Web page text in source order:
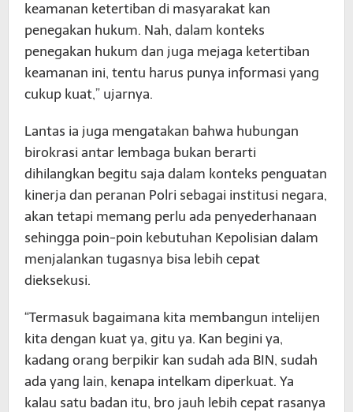
keamanan ketertiban di masyarakat kan
penegakan hukum. Nah, dalam konteks
penegakan hukum dan juga mejaga ketertiban
keamanan ini, tentu harus punya informasi yang
cukup kuat,” ujarnya.
Lantas ia juga mengatakan bahwa hubungan
birokrasi antar lembaga bukan berarti
dihilangkan begitu saja dalam konteks penguatan
kinerja dan peranan Polri sebagai institusi negara,
akan tetapi memang perlu ada penyederhanaan
sehingga poin-poin kebutuhan Kepolisian dalam
menjalankan tugasnya bisa lebih cepat
dieksekusi.
“Termasuk bagaimana kita membangun intelijen
kita dengan kuat ya, gitu ya. Kan begini ya,
kadang orang berpikir kan sudah ada BIN, sudah
ada yang lain, kenapa intelkam diperkuat. Ya
kalau satu badan itu, bro jauh lebih cepat rasanya